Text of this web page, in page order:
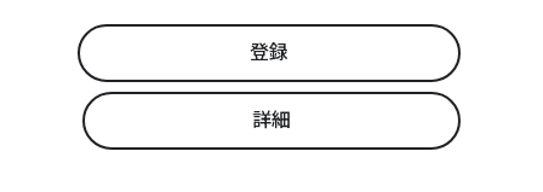
登録
詳細